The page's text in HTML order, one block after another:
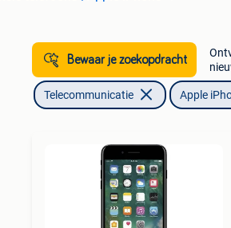
Bewaar je zoekopdracht
Telecommunicatie Apple